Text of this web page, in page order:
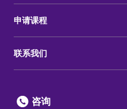
申请课程
联系我们
咨询